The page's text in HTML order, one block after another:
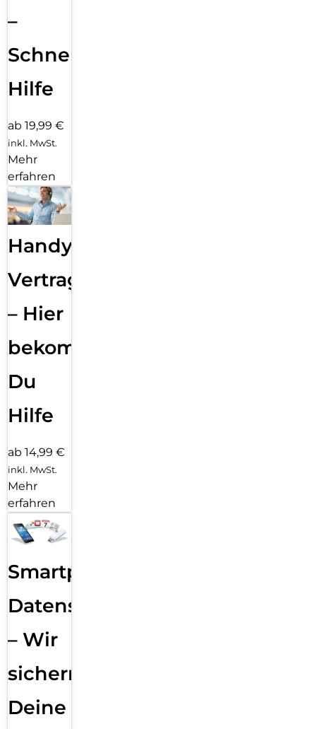
–
Schnelle
Hilfe
ab 19,99 €
inkl. MwSt.
Mehr
erfahren
Handy
Vertragsabwicklung
– Hier
bekommst
Du
Hilfe
ab 14,99 €
inkl. MwSt.
Mehr
erfahren
Smartphone
Datensicherung
– Wir
sichern
Deine